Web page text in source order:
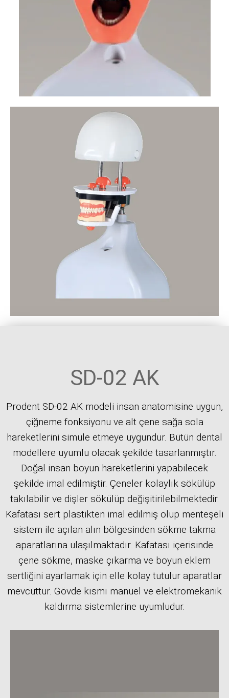
SD-02 AK
Prodent SD-02 AK modeli insan anatomisine uygun,
çiğneme fonksiyonu ve alt çene sağa sola
hareketlerini simüle etmeye uygundur. Bütün dental
modellere uyumlu olacak şekilde tasarlanmıştır.
Doğal insan boyun hareketlerini yapabilecek
şekilde imal edilmiştir. Çeneler kolaylık sökülüp
takılabilir ve dişler sökülüp değişitirilebilmektedir.
Kafatası sert plastikten imal edilmiş olup menteşeli
sistem ile açılan alın bölgesinden sökme takma
aparatlarına ulaşılmaktadır. Kafatası içerisinde
çene sökme, maske çıkarma ve boyun eklem
sertliğini ayarlamak için elle kolay tutulur aparatlar
mevcuttur. Gövde kısmı manuel ve elektromekanik
kaldırma sistemlerine uyumludur.